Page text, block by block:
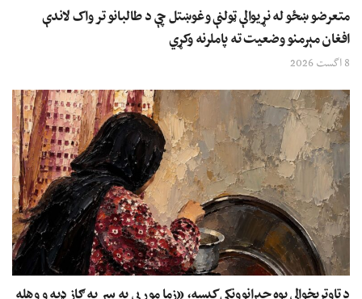
متعرضو ښځو له نړیوالې ټولنې وغوښتل چې د طالبانو تر واک لاندې
افغان مېرمنو وضعیت ته پاملرنه وکړي
8 اگست 2026